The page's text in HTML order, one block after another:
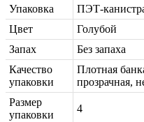
Упаковка
ПЭТ-
Цвет
Голубой
Запах
Без запаха
Качество
упаковки
Плотная
прозрачная,
Размер
упаковки
4